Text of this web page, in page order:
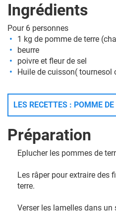
Ingrédients
Pour 6 personnes
1 kg de pomme de terre
beurre
poivre et fleur de sel
Huile de cuisson( tournesol
LES RECETTES : POMME
Préparation
Eplucher les pommes de
Les râper pour extraire des
terre.
Verser les lamelles dans un